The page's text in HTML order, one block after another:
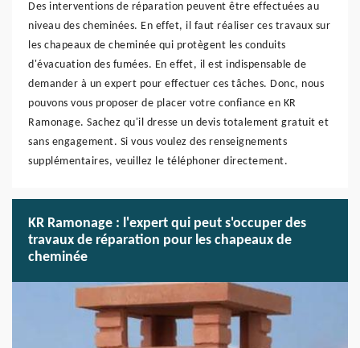
Des interventions de réparation peuvent être effectuées au
niveau des cheminées. En effet, il faut réaliser ces travaux sur
les chapeaux de cheminée qui protègent les conduits
d'évacuation des fumées. En effet, il est indispensable de
demander à un expert pour effectuer ces tâches. Donc, nous
pouvons vous proposer de placer votre confiance en KR
Ramonage. Sachez qu'il dresse un devis totalement gratuit et
sans engagement. Si vous voulez des renseignements
supplémentaires, veuillez le téléphoner directement.
KR Ramonage : l'expert qui peut s'occuper des
travaux de réparation pour les chapeaux de
cheminée